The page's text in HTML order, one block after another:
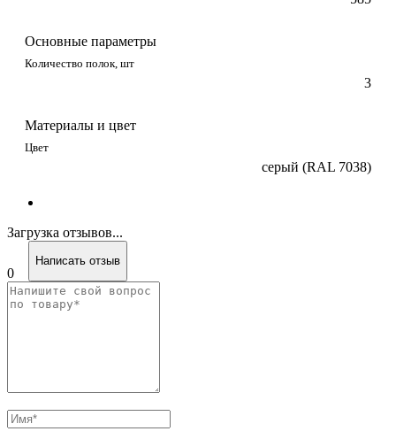
Основные параметры
Количество полок, шт
3
Материалы и цвет
Цвет
серый (RAL 7038)
Загрузка отзывов...
0
Написать отзыв